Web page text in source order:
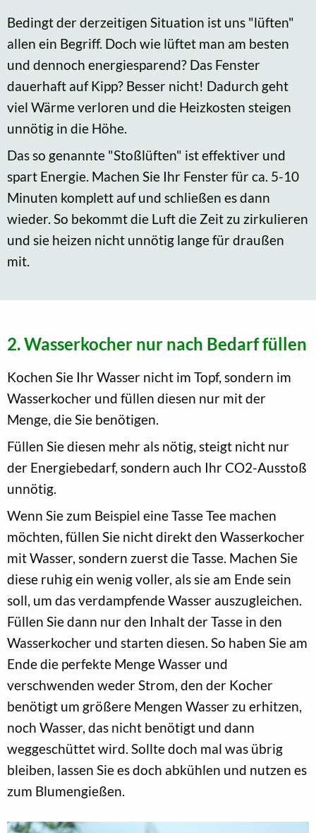
Bedingt der derzeitigen Situation ist uns "lüften"
allen ein Begriff. Doch wie lüftet man am besten
und dennoch energiesparend? Das Fenster
dauerhaft auf Kipp? Besser nicht! Dadurch geht
viel Wärme verloren und die Heizkosten steigen
unnötig in die Höhe.
Das so genannte "Stoßlüften" ist effektiver und
spart Energie. Machen Sie Ihr Fenster für ca. 5-10
Minuten komplett auf und schließen es dann
wieder. So bekommt die Luft die Zeit zu zirkulieren
und sie heizen nicht unnötig lange für draußen
mit.
2. Wasserkocher nur nach Bedarf füllen
Kochen Sie Ihr Wasser nicht im Topf, sondern im
Wasserkocher und füllen diesen nur mit der
Menge, die Sie benötigen.
Füllen Sie diesen mehr als nötig, steigt nicht nur
der Energiebedarf, sondern auch Ihr CO2-Ausstoß
unnötig.
Wenn Sie zum Beispiel eine Tasse Tee machen
möchten, füllen Sie nicht direkt den Wasserkocher
mit Wasser, sondern zuerst die Tasse. Machen Sie
diese ruhig ein wenig voller, als sie am Ende sein
soll, um das verdampfende Wasser auszugleichen.
Füllen Sie dann nur den Inhalt der Tasse in den
Wasserkocher und starten diesen. So haben Sie am
Ende die perfekte Menge Wasser und
verschwenden weder Strom, den der Kocher
benötigt um größere Mengen Wasser zu erhitzen,
noch Wasser, das nicht benötigt und dann
weggeschüttet wird. Sollte doch mal was übrig
bleiben, lassen Sie es doch abkühlen und nutzen es
zum Blumengießen.